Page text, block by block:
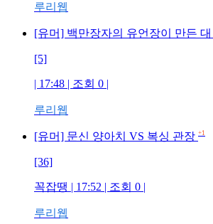
루리웹
[유머] 백만장자의 유언장이 만든
[5]
| 17:48 | 조회 0 |
루리웹
[유머] 문신 양아치 VS 복싱 관장 +1
[36]
꼭잡땡 | 17:52 | 조회 0 |
루리웹